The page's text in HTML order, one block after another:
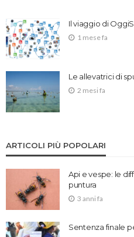
Il viaggio di
1 mese fa
Le allevatrici di
2 mesi fa
ARTICOLI PIÙ POPOLARI
Api e vespe: le
puntura
3 anni fa
Sentenza finale